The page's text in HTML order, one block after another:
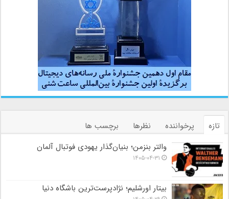
تازه پرخواننده نظرها
برچسب ها
والتر بنزمن؛ بنیان‌گذار یهودی فوتبال آلمان
۱۴۰۵-۰۴-۳۱
بیتار اورشلیم؛ نژادپرست‌ترین باشگاه دنیا